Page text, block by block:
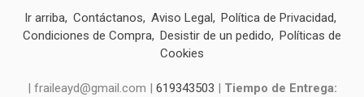
Ir arriba Contáctanos Aviso Legal
Política de Privacidad
Condiciones de Compra Desistir de un pedido
Políticas de
Cookies
| fraileayd@gmail.com | 619343503 | Tiempo de Entrega: